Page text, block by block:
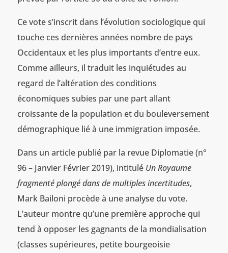
Ce vote s’inscrit dans l’évolution sociologique qui
touche ces dernières années nombre de pays
Occidentaux et les plus importants d’entre eux.
Comme ailleurs, il traduit les inquiétudes au
regard de l’altération des conditions
économiques subies par une part allant
croissante de la population et du bouleversement
démographique lié à une immigration imposée.
Dans un article publié par la revue Diplomatie (n°
96 – Janvier Février 2019), intitulé Un Royaume
fragmenté plongé dans de multiples incertitudes,
Mark Bailoni procède à une analyse du vote.
L’auteur montre qu’une première approche qui
tend à opposer les gagnants de la mondialisation
(classes supérieures, petite bourgeoisie